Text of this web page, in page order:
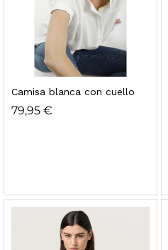
Camisa blanca con cuello
79,95 €